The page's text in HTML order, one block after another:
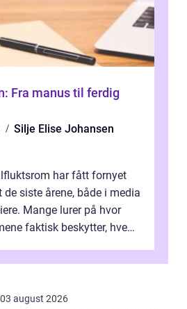
Fra manus til ferdig
Silje Elise Johansen
har fått fornyet
siste årene, både i media
Mange lurer på hvor
faktisk beskytter, hvem
03 august 2026